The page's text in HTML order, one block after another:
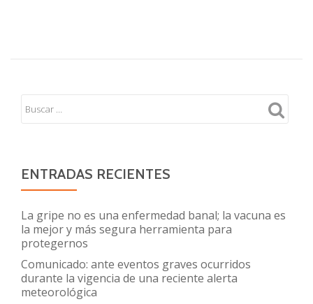
la
pública
ENTRADAS RECIENTES
La gripe no es una enfermedad banal; la vacuna es
la mejor y más segura herramienta para
protegernos
Comunicado: ante eventos graves ocurridos
durante la vigencia de una reciente alerta
meteorológica